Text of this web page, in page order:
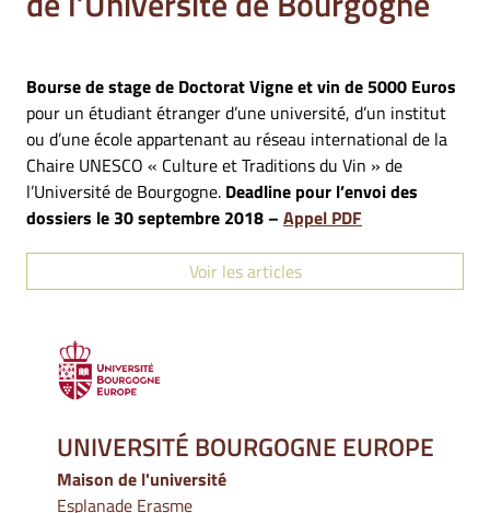
Bourse de stage de Doctorat Vigne et vin de 5000 Euros
pour un étudiant étranger d’une université, d’un institut
ou d’une école appartenant au réseau international de la
Chaire UNESCO « Culture et Traditions du Vin » de
l’Université de Bourgogne. Deadline pour l’envoi des
dossiers le 30 septembre 2018 – Appel PDF
Voir les articles
UNIVERSITÉ BOURGOGNE EUROPE
Maison de l'université
Esplanade Erasme